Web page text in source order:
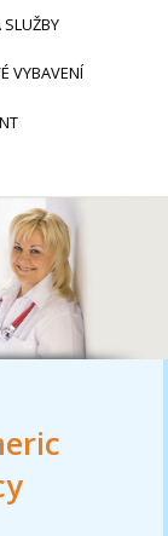
VYBAVENÍ